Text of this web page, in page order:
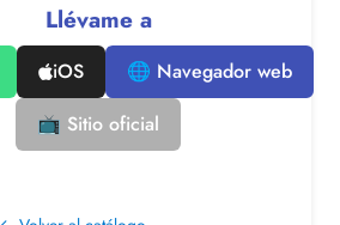
Llévame a
iOS
🌐 Navegador web
📺 Sitio oficial